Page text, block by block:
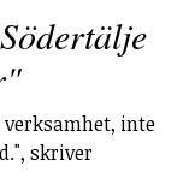
inte
skriver